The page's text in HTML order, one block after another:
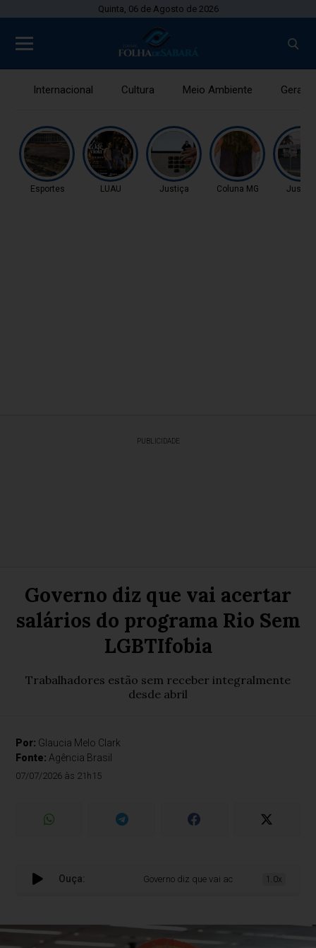
Quinta, 06 de Agosto de 2026
Internacional Cultura Meio Ambiente Gerais
Esportes LUAU Justiça Coluna MG Justiça
PUBLICIDADE
Governo diz que vai acertar
salários do programa Rio Sem
LGBTIfobia
Trabalhadores estão sem receber integralmente
desde abril
Por: Glaucia Melo Clark
Fonte: Agência Brasil
07/07/2026 às 21h15
Ouça: Governo diz que vai acertar salários do
1.0x